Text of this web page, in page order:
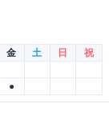
金 土 日
祝
●